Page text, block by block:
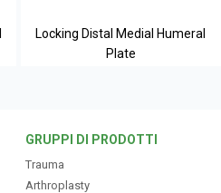
Locking Distal Medial Humeral
Plate
GRUPPI DI PRODOTTI
Trauma
Arthroplasty